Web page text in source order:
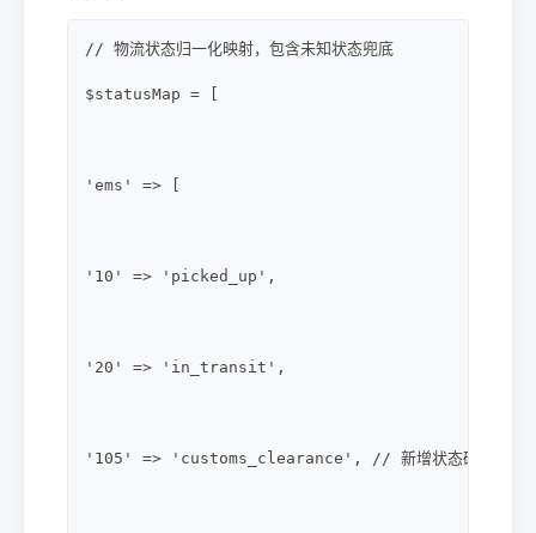
// 物流状态归一化映射，包含未知状态兜底
$statusMap = [
'ems' => [
'10' => 'picked_up',
'20' => 'in_transit',
'105' => 'customs_clearance', // 新增状态码